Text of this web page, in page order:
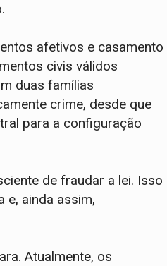
afetivos e casamento
civis válidos
duas famílias
crime, desde que
para a configuração
de fraudar a lei. Isso
e, ainda assim,
Atualmente, os